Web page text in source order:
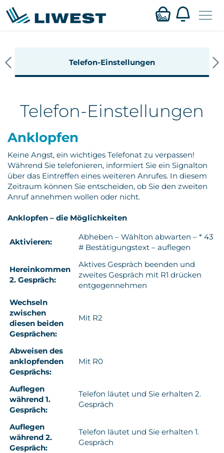
Hauptinhalt
springen
Mein LIWEST
Privat
Business
Verfügbarkeit
Service
Karriere
Kontakt
Telefon-Einstellungen
Telefon-Einstellungen
Anklopfen
Keine Angst, ein wichtiges Telefonat zu verpassen!
Während Sie telefonieren, informiert Sie ein Signalton
über das Eintreffen eines weiteren Anrufes. In diesem
Zeitraum können Sie entscheiden, ob Sie den zweiten
Anruf annehmen wollen oder nicht.
Anklopfen – die Möglichkeiten
Aktivieren:
Abheben – Wählton abwarten – * 43
# Bestätigungstext – auflegen
Hereinkommen
2. Gespräch:
Aktives Gespräch beenden und
zweites Gespräch mit R1 drücken
entgegennehmen
Wechseln
zwischen
diesen beiden
Gesprächen:
Mit R2
Abweisen des
anklopfenden
Gesprächs:
Mit R0
Auflegen
während 1.
Gespräch:
Telefon läutet und Sie erhalten 2.
Gespräch
Auflegen
während 2.
Gespräch:
Telefon läutet und Sie erhalten 1.
Gespräch